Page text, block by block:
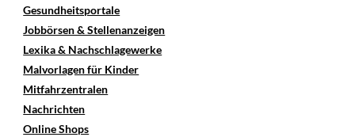
Gesundheitsportale
Jobbörsen & Stellenanzeigen
Lexika & Nachschlagewerke
Malvorlagen für Kinder
Mitfahrzentralen
Nachrichten
Online Shops